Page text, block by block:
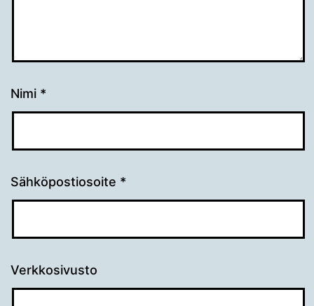
Nimi *
Sähköpostiosoite *
Verkkosivusto